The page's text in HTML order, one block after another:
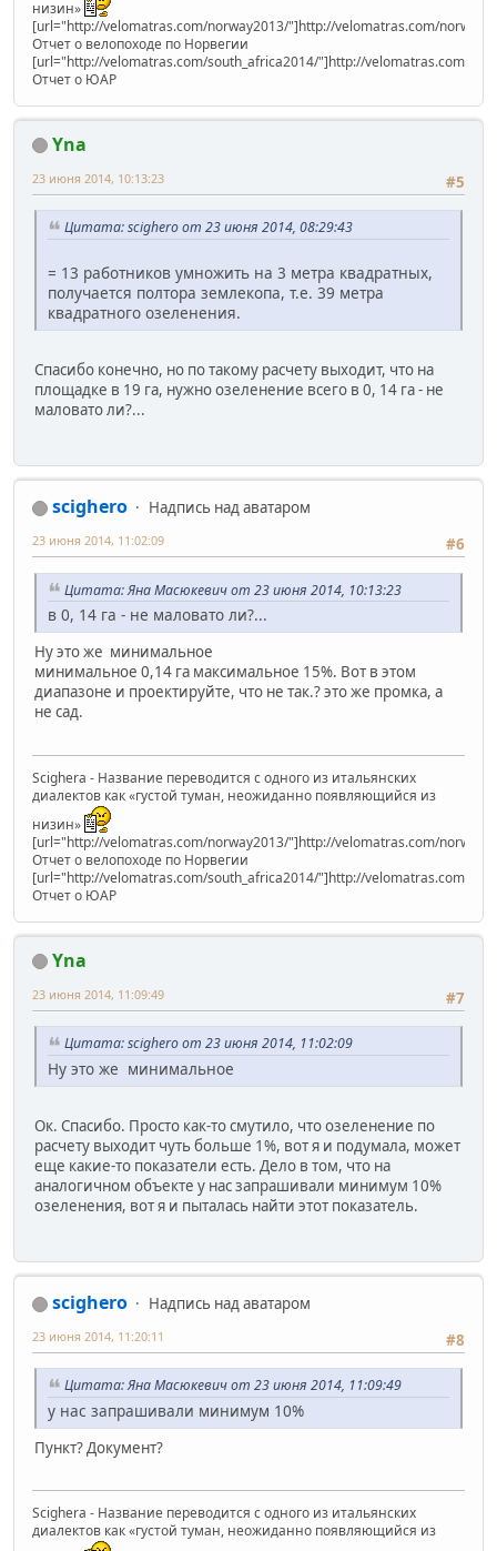
низин»
[url="http://velomatras.com/norway2013/"]http://velomatras.com/
Отчет о велопоходе по Норвегии
[url="http://velomatras.com/south_africa2014/"]http://velomatras.com/
Отчет о ЮАР
Yna
#5
23 июня 2014, 10:13:23
Цитата: scighero от 23 июня 2014, 08:29:43
= 13 работников умножить на 3 метра квадратных,
получается полтора землекопа, т.е. 39 метра
квадратного озеленения.
Спасибо конечно, но по такому расчету выходит, что на
площадке в 19 га, нужно озеленение всего в 0, 14 га - не
маловато ли?...
scighero
Надпись над аватаром
#6
23 июня 2014, 11:02:09
Цитата: Яна Масюкевич от 23 июня 2014, 10:13:23
в 0, 14 га - не маловато ли?...
Ну это же минимальное
минимальное 0,14 га максимальное 15%. Вот в этом
диапазоне и проектируйте, что не так.? это же промка, а
не сад.
Scighera - Название переводится с одного из итальянских
диалектов как «густой туман, неожиданно появляющийся из
низин»
[url="http://velomatras.com/norway2013/"]http://velomatras.com/
Отчет о велопоходе по Норвегии
[url="http://velomatras.com/south_africa2014/"]http://velomatras.com/
Отчет о ЮАР
Yna
#7
23 июня 2014, 11:09:49
Цитата: scighero от 23 июня 2014, 11:02:09
Ну это же минимальное
Ок. Спасибо. Просто как-то смутило, что озеленение по
расчету выходит чуть больше 1%, вот я и подумала, может
еще какие-то показатели есть. Дело в том, что на
аналогичном объекте у нас запрашивали минимум 10%
озеленения, вот я и пыталась найти этот показатель.
scighero
Надпись над аватаром
#8
23 июня 2014, 11:20:11
Цитата: Яна Масюкевич от 23 июня 2014, 11:09:49
у нас запрашивали минимум 10%
Пункт? Документ?
Scighera - Название переводится с одного из итальянских
диалектов как «густой туман, неожиданно появляющийся из